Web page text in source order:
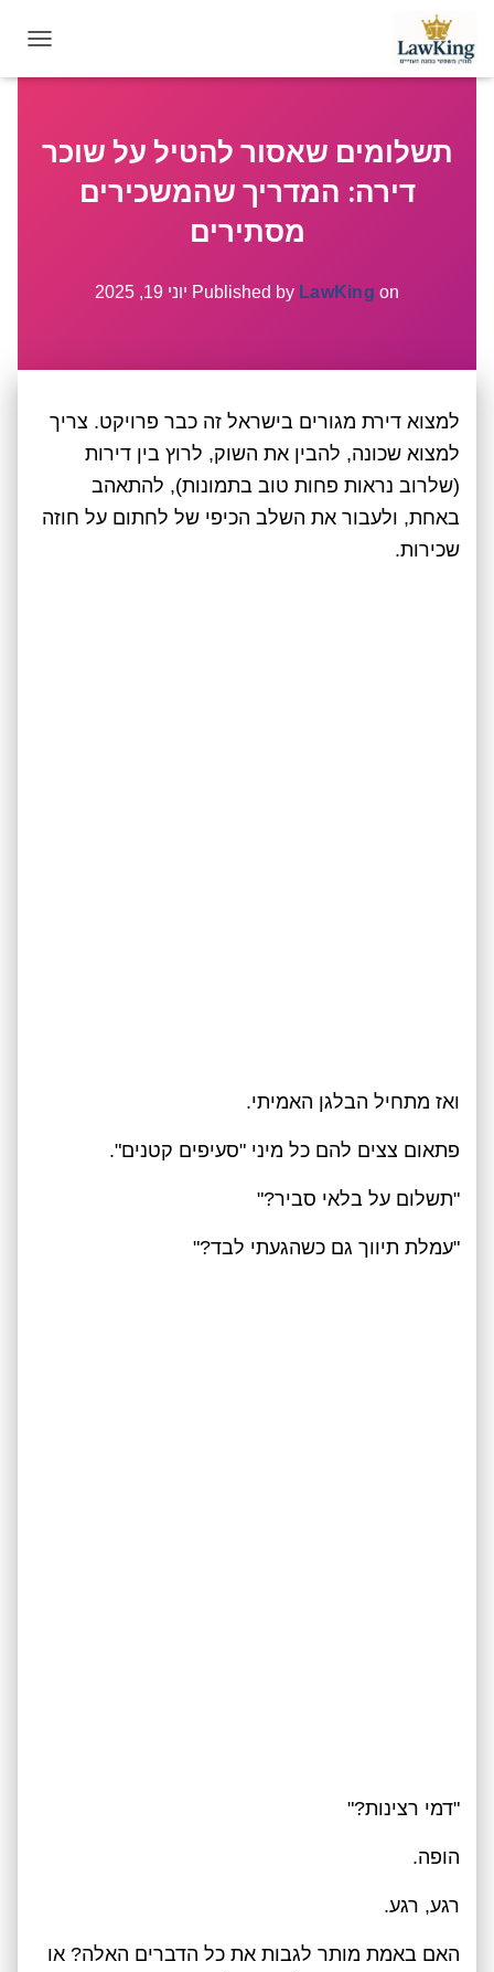
O
תשלומים שאסור להטיל על שוכר
דירה: המדריך שהמשכירים
מסתירים
Published by LawKing on יוני 19, 2025
למצוא דירת מגורים בישראל זה כבר פרויקט. צריך
למצוא שכונה, להבין את השוק, לרוץ בין דירות
(שלרוב נראות פחות טוב בתמונות), להתאהב
באחת, ולעבור את השלב הכיפי של לחתום על חוזה
שכירות.
ואז מתחיל הבלגן האמיתי.
פתאום צצים להם כל מיני "סעיפים קטנים".
"תשלום על בלאי סביר?"
"עמלת תיווך גם כשהגעתי לבד?"
"דמי רצינות?"
הופה.
רגע, רגע.
האם באמת מותר לגבות את כל הדברים האלה? או